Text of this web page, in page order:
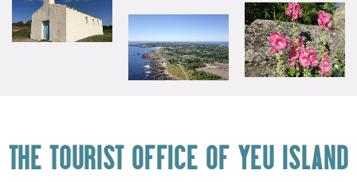
THE TOURIST OFFICE OF YEU ISLAND